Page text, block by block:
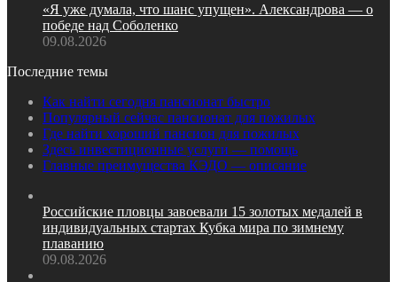
«Я уже думала, что шанс упущен». Александрова — о
победе над Соболенко
09.08.2026
Последние темы
Как найти сегодня пансионат быстро
Популярный сейчас пансионат для пожилых
Где найти хороший пансион для пожилых
Здесь инвестиционные услуги — помощь
Главные преимущества КЭДО — описание
Российские пловцы завоевали 15 золотых медалей в
индивидуальных стартах Кубка мира по зимнему
плаванию
09.08.2026